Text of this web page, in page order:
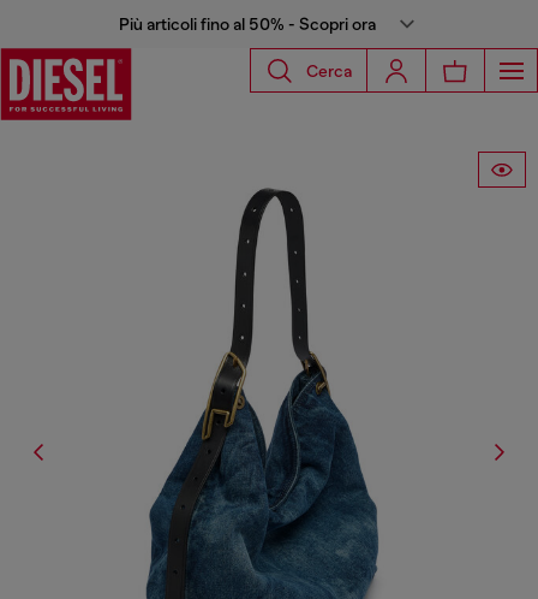
Più articoli fino al 50% - Scopri ora
Cerca